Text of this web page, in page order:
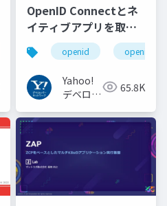
OpenID Connectとネ
イティブアプリを取り
巻く仕様と動向 Yahoo!
JAPANの取り組み
#openid
#openid_tokyo
openid
Yahoo!
デベロッ
トワーク
65.8K